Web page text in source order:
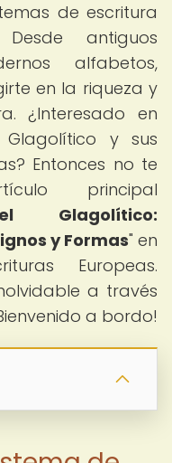
de escritura
antiguos
alfabetos,
en la riqueza y
¿Interesado en
y sus
Entonces no te
principal
Glagolítico:
y Formas" en
Europeas.
a través
a bordo!